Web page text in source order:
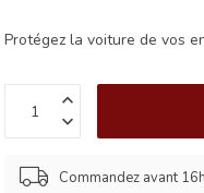
Protégez la voiture de vos
Commandez avant